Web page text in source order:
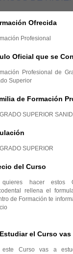
Ofrecida
Profesional
Oficial que se
Profesional de
Superior
de Formación
SUPERIOR
SUPERIOR
del Curso
hacer estos
rellena el
de Formación te
el Curso vas
este Curso vas a